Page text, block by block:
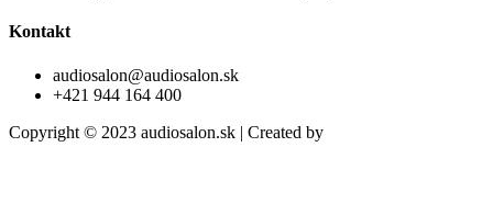
Kontakt
audiosalon@audiosalon.sk
+421 944 164 400
Copyright © 2023 audiosalon.sk | Created by